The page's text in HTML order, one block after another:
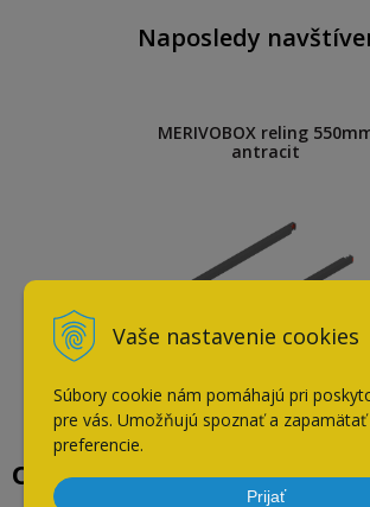
Vaše nastavenie cookies
Súbory cookie nám pomáhajú pri
pre vás. Umožňujú spoznať a zapamätať
preferencie.
Prijať
Naposledy
MERIVOBOX reling
antracit
Overené našimi